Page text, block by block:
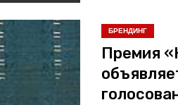
БРЕНДИНГ
Премия